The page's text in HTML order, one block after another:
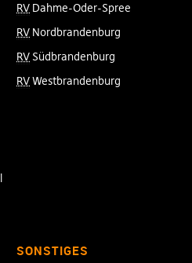
RV Dahme-Oder-Spree
RV Nordbrandenburg
RV Südbrandenburg
RVWestbrandenburg
SONSTIGES